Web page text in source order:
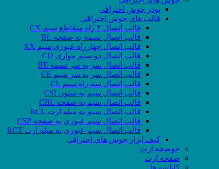
پودر جوش احتراقی
قالب های جوش احتراقی
قالب اتصال ۴ راه متقاطع سیم CX
قالب اتصال تسمه به صفحه BL
قالب اتصال چهارراه عبوری سیم XX
قالب اتصال دو سیم موازی CD
قالب اتصال سر به سر تسمه BE
قالب اتصال سر به سر سیم CE
قالب اتصال سه راه سیم CL
قالب اتصال سیم به ستون CSI
قالب اتصال سیم به صفحه CBL
قالب اتصال سیم به میله ارت RCL
قالب اتصال سیم عبوری به صفحه CSP
قالب اتصال سیم عبوری به میله ارت RCT
کیف ابزار جوش های احتراقی
حوضچه ارت
صفحه ارت